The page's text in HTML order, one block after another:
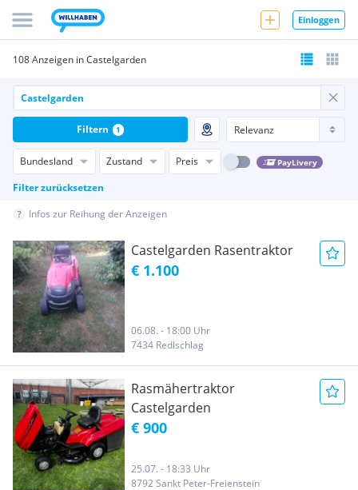
Einloggen
108 Anzeigen in Castelgarden
Bundesland Zustand Preis PayLivery
Filter zurücksetzen
Filtern 1
Infos zur Reihung der Anzeigen
Castelgarden Rasentraktor
€ 1.100
06.08. - 18:00 Uhr
7434 Redlschlag
Rasmähertraktor
Castelgarden
€ 900
25.07. - 18:33 Uhr
8792 Sankt Peter-Freienstein